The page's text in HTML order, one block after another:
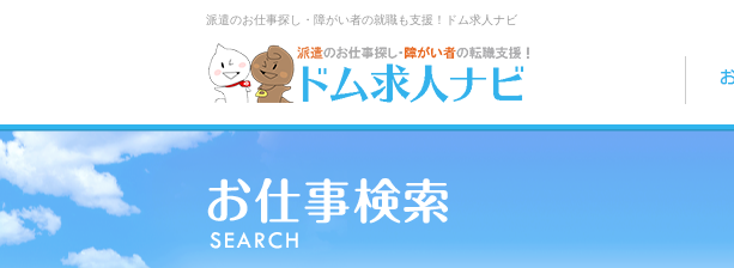
派遣のお仕事探し・障がい者の就職も支援！ドム求人ナビ